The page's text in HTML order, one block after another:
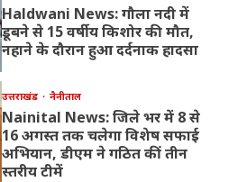
Haldwani News: गौला नदी में
डूबने से 15 वर्षीय किशोर की मौत,
नहाने के दौरान हुआ दर्दनाक हादसा
उत्तराखंड नैनीताल
Nainital News: जिले भर में 8 से
16 अगस्त तक चलेगा विशेष सफाई
अभियान, डीएम ने गठित कीं तीन
स्तरीय टीमें